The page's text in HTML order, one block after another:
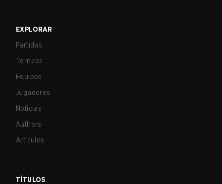
EXPLORAR
Partidas
Torneos
Equipos
Jugadores
Noticias
Authors
Artículos
TÍTULOS